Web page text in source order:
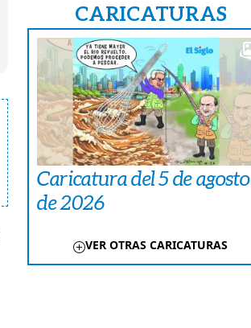
CARICATURAS
Caricatura del 5 de agosto
de 2026
VER OTRAS CARICATURAS